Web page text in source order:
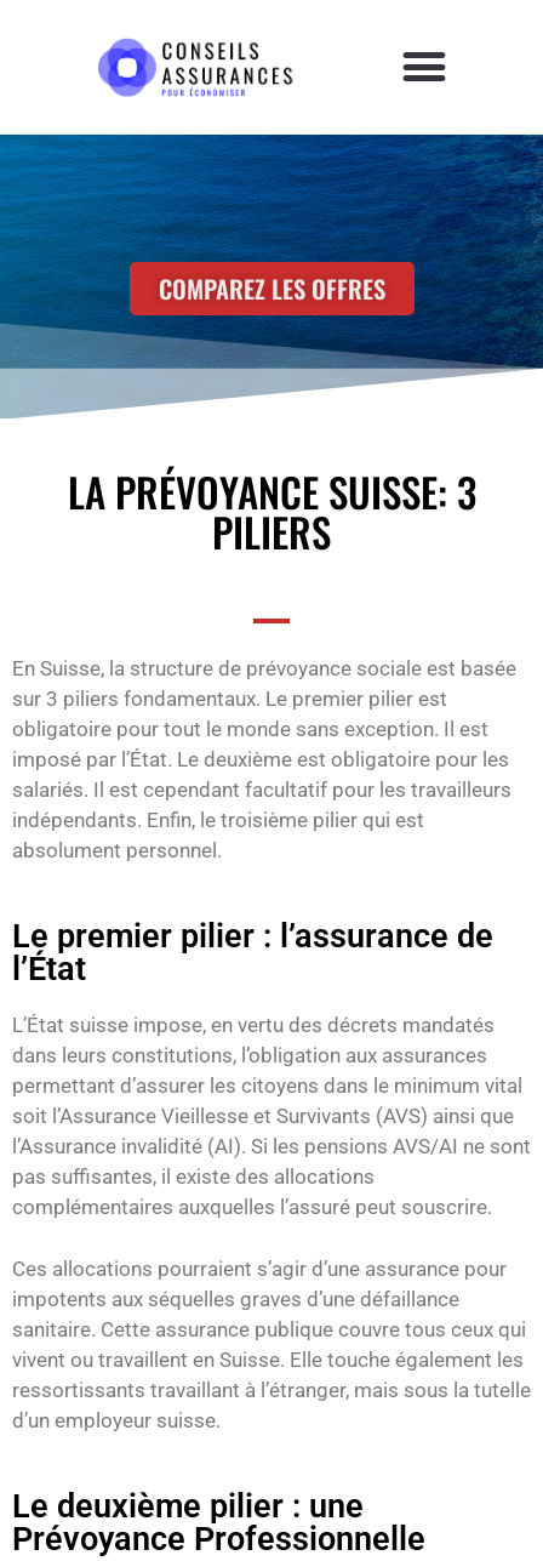
COMPAREZ LES OFFRES
LA PRÉVOYANCE SUISSE: 3
PILIERS
En Suisse, la structure de prévoyance sociale est basée
sur 3 piliers fondamentaux. Le premier pilier est
obligatoire pour tout le monde sans exception. Il est
imposé par l’État. Le deuxième est obligatoire pour les
salariés. Il est cependant facultatif pour les travailleurs
indépendants. Enfin, le troisième pilier qui est
absolument personnel.
Le premier pilier : l’assurance de
l’État
L’État suisse impose, en vertu des décrets mandatés
dans leurs constitutions, l’obligation aux assurances
permettant d’assurer les citoyens dans le minimum vital
soit l’Assurance Vieillesse et Survivants (AVS) ainsi que
l’Assurance invalidité (AI). Si les pensions AVS/AI ne sont
pas suffisantes, il existe des allocations
complémentaires auxquelles l’assuré peut souscrire.
Ces allocations pourraient s’agir d’une assurance pour
impotents aux séquelles graves d’une défaillance
sanitaire. Cette assurance publique couvre tous ceux qui
vivent ou travaillent en Suisse. Elle touche également les
ressortissants travaillant à l’étranger, mais sous la tutelle
d’un employeur suisse.
Le deuxième pilier : une
Prévoyance Professionnelle